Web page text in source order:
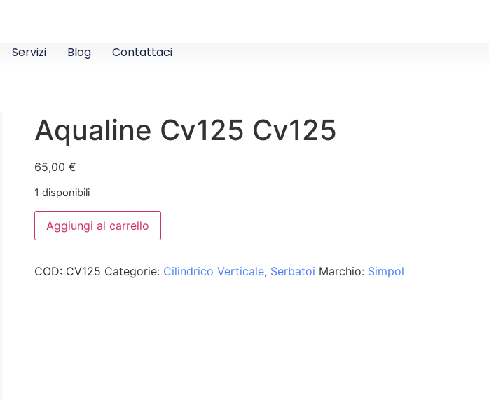
Servizi Blog Contattaci
Aqualine Cv125 Cv125
65,00 €
1 disponibili
Aggiungi al carrello
COD: CV125 Categorie: Cilindrico Verticale, Serbatoi Marchio: Simpol